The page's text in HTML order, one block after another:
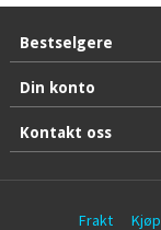
Bestselgere
Din konto
Kontakt oss
Frakt